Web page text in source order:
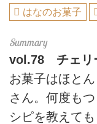
はなのお菓子
vol.78 チェリ
お菓子はほと
さん。何度も
シピを教えて